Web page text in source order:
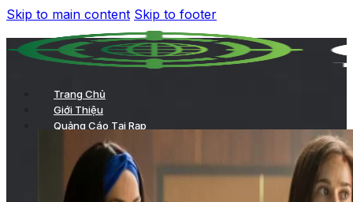
Skip to main content Skip to footer
Trang Chủ
Giới Thiệu
Quảng Cáo Tại Rạp
TVC chiếu trong phòng chiếu
Chiếu TVC trên hệ thống LCD của rạp